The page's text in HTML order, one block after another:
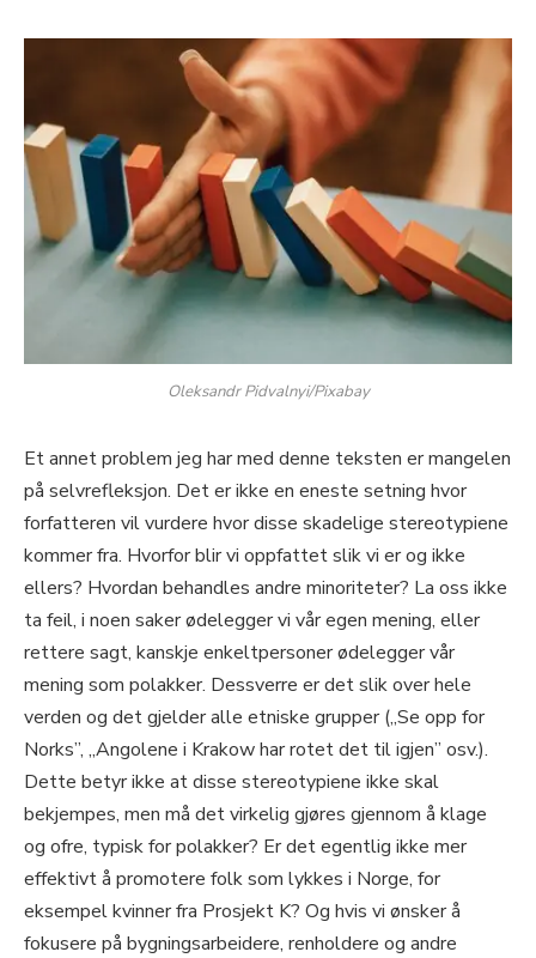
Oleksandr Pidvalnyi/Pixabay
Et annet problem jeg har med denne teksten er mangelen
på selvrefleksjon. Det er ikke en eneste setning hvor
forfatteren vil vurdere hvor disse skadelige stereotypiene
kommer fra. Hvorfor blir vi oppfattet slik vi er og ikke
ellers? Hvordan behandles andre minoriteter? La oss ikke
ta feil, i noen saker ødelegger vi vår egen mening, eller
rettere sagt, kanskje enkeltpersoner ødelegger vår
mening som polakker. Dessverre er det slik over hele
verden og det gjelder alle etniske grupper („Se opp for
Norks”, „Angolene i Krakow har rotet det til igjen” osv.).
Dette betyr ikke at disse stereotypiene ikke skal
bekjempes, men må det virkelig gjøres gjennom å klage
og ofre, typisk for polakker? Er det egentlig ikke mer
effektivt å promotere folk som lykkes i Norge, for
eksempel kvinner fra Prosjekt K? Og hvis vi ønsker å
fokusere på bygningsarbeidere, renholdere og andre